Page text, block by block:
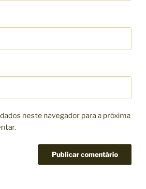
neste navegador para a próxima